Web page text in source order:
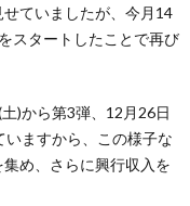
ていましたが、今月14
スタートしたことで再び
)から第3弾、12月26日
ますから、この様子な
め、さらに興行収入を